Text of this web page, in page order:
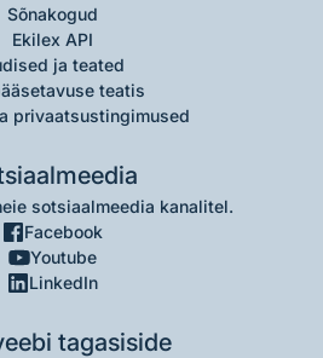
Sõnakogud
Ekilex API
ja teated
teatis
privaatsustingimused
sotsiaalmeedia kanalitel.
Facebook
Youtube
LinkedIn
tagasiside